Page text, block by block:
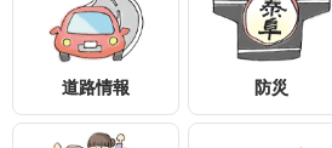
知りたい情報を検索
道路情報 防災
長野県下伊那郡泰阜村3236-1
0260-26-2111
0260-26-2553